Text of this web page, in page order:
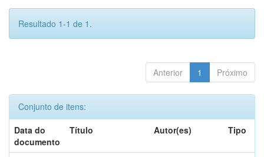
Resultado 1-1 de 1.
Anterior 1 Próximo
Conjunto de itens:
Data do
documento
Título Autor(es) Tipo